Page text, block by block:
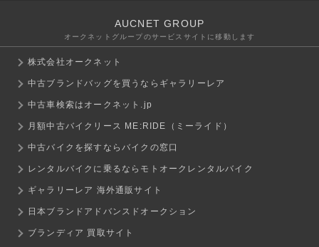
AUCNET GROUP
オークネットグループのサービスサイトに移動します
株式会社オークネット
中古ブランドバッグを買うならギャラリーレア
中古車検索はオークネット.jp
月額中古バイクリース ME:RIDE（ミーライド）
中古バイクを探すならバイクの窓口
レンタルバイクに乗るならモトオークレンタルバイク
ギャラリーレア 海外通販サイト
日本ブランドアドバンスドオークション
ブランディア 買取サイト